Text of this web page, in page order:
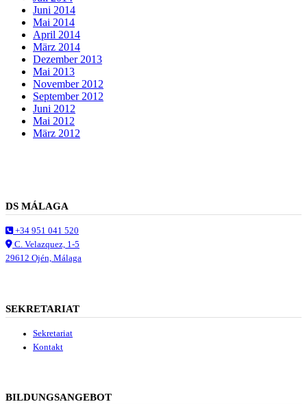
Juni 2014
Mai 2014
April 2014
März 2014
Dezember 2013
Mai 2013
November 2012
September 2012
Juni 2012
Mai 2012
März 2012
DS MÁLAGA
+34 951 041 520
C. Velazquez, 1-5
29612 Ojén, Málaga
SEKRETARIAT
Sekretariat
Kontakt
BILDUNGSANGEBOT